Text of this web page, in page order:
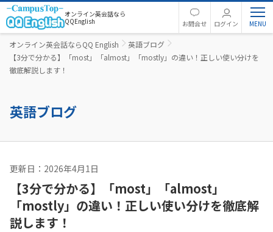
オンライン英会話なら
QQEnglish
お問合せ ログイン
オンライン英会話ならQQ English
英語ブログ
【3分で分かる】「most」「almost」「mostly」の違い！正しい使い分けを
徹底解説します！
英語ブログ
更新日：2026年4月1日
【3分で分かる】「most」「almost」
「mostly」の違い！正しい使い分けを徹底解
説します！